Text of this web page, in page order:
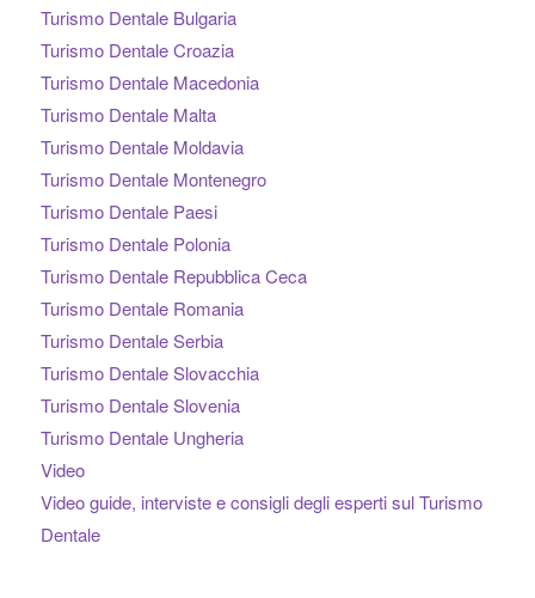
Turismo Dentale Bulgaria
Turismo Dentale Croazia
Turismo Dentale Macedonia
Turismo Dentale Malta
Turismo Dentale Moldavia
Turismo Dentale Montenegro
Turismo Dentale Paesi
Turismo Dentale Polonia
Turismo Dentale Repubblica Ceca
Turismo Dentale Romania
Turismo Dentale Serbia
Turismo Dentale Slovacchia
Turismo Dentale Slovenia
Turismo Dentale Ungheria
Video
Video guide, interviste e consigli degli esperti sul Turismo
Dentale